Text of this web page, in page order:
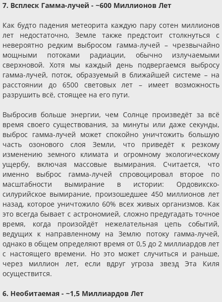
7. Всплеск Гамма-лучей - ~600 Миллионов Лет
Как будто падения метеорита каждую пару сотен миллионов
лет недостаточно, Земле также предстоит столкнуться с
невероятно редким выбросом гамма-лучей – чрезвычайно
мощными потоками радиации, обычно излучаемыми
сверхновой. Хотя мы каждый день подвергаемся выбросу
гамма-лучей, поток, образуемый в ближайшей системе – на
расстоянии до 6500 световых лет – имеет возможность
разрушить всё, стоящее на его пути.
Выбросив больше энергии, чем Солнце произведёт за всё
время своего существования, за минуты или даже секунды,
выброс гамма-лучей может спокойно уничтожить большую
часть озонового слоя Земли, что приведёт к резкому
изменению земного климата и огромному экологическому
ущербу, включая массовые вымирания. Считается, что
именно выброс гамма-лучей спровоцировал второе по
масштабности вымирание в истории: Ордовикско-
силурийское вымирание, произошедшее 450 миллионов лет
назад, которое уничтожило 60% всех живых организмов. Как
это всегда бывает с астрономией, сложно предугадать точное
время, когда произойдёт нежелательная цепь событий,
ведущих к направленному на Землю потоку гамма-лучей,
однако в общем определяют время от 0,5 до 2 миллиардов лет
с настоящего времени. Но это может случиться и раньше,
через миллион лет, если вдруг угроза звезд Эта Киля
осуществится.
6. Необитаемая - ~1,5 Миллиардов Лет